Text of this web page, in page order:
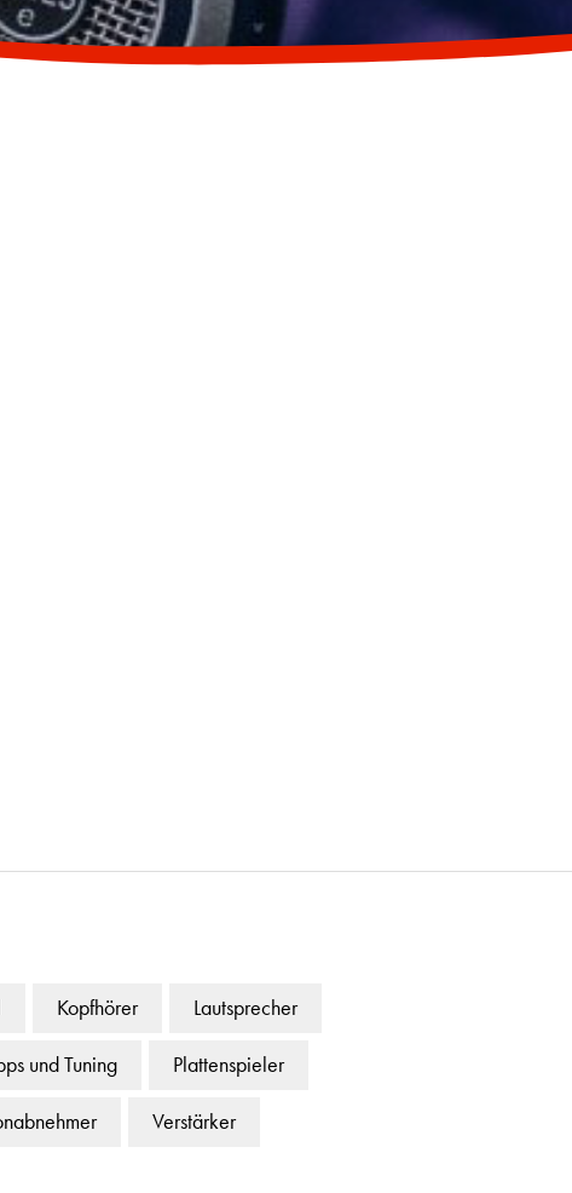
Kopfhörer Lautsprecher
und Tuning Plattenspieler
Verstärker